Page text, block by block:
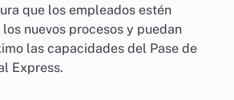
que los empleados estén
nuevos procesos y puedan
las capacidades del Pase de
Express.